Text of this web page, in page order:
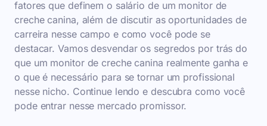
fatores que definem o salário de um monitor de
creche canina, além de discutir as oportunidades de
carreira nesse campo e como você pode se
destacar. Vamos desvendar os segredos por trás do
que um monitor de creche canina realmente ganha e
o que é necessário para se tornar um profissional
nesse nicho. Continue lendo e descubra como você
pode entrar nesse mercado promissor.